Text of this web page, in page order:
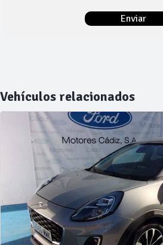
Vehículos relacionados